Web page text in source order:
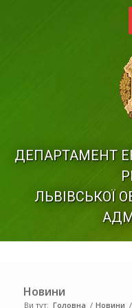
ДЕПАРТАМЕНТ
ЛЬВІВСЬКОЇ
Новини
Ви тут: Головна / Новини /